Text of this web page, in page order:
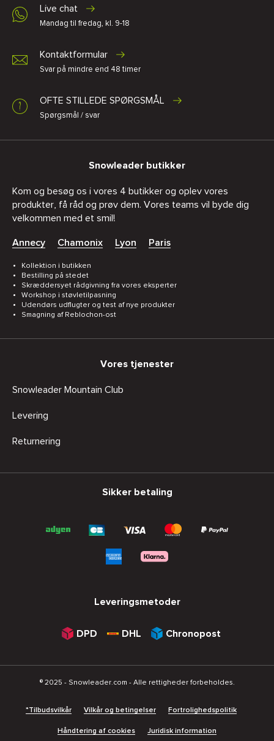
Live chat
Mandag til fredag, kl. 9-18
Kontaktformular
Svar på mindre end 48 timer
OFTE STILLEDE SPØRGSMÅL
Spørgsmål / svar
Snowleader butikker
Kom og besøg os i vores 4 butikker og oplev vores
produkter, få råd og prøv dem. Vores teams vil byde dig
velkommen med et smil!
Annecy Chamonix Lyon Paris
Kollektion i butikken
Bestilling på stedet
Skræddersyet rådgivning fra vores eksperter
Workshop i støvletilpasning
Udendørs udflugter og test af nye produkter
Smagning af Reblochon-ost
Vores tjenester
Snowleader Mountain Club
Levering
Returnering
Sikker betaling
Leveringsmetoder
DPD DHL Chronopost
® 2025 - Snowleader.com - Alle rettigheder forbeholdes.
*Tilbudsvilkår Vilkår og betingelser Fortrolighedspolitik
Håndtering af cookies Juridisk information